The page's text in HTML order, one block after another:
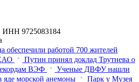
ИНН 9725083184
обеспечили работой 700 жителей
Путин принял доклад Трутнева о
ВЭФ
Ученые ДВФУ нашли
яде морской анемоны
Парк у Музея